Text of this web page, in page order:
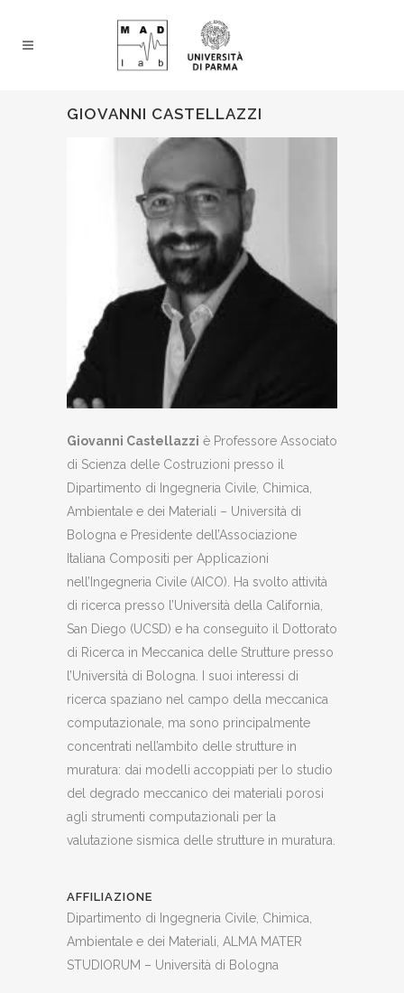
GIOVANNI CASTELLAZZI
Giovanni Castellazzi è Professore Associato
di Scienza delle Costruzioni presso il
Dipartimento di Ingegneria Civile, Chimica,
Ambientale e dei Materiali – Università di
Bologna e Presidente dell’Associazione
Italiana Compositi per Applicazioni
nell’Ingegneria Civile (AICO). Ha svolto attività
di ricerca presso l’Università della California,
San Diego (UCSD) e ha conseguito il Dottorato
di Ricerca in Meccanica delle Strutture presso
l’Università di Bologna. I suoi interessi di
ricerca spaziano nel campo della meccanica
computazionale, ma sono principalmente
concentrati nell’ambito delle strutture in
muratura: dai modelli accoppiati per lo studio
del degrado meccanico dei materiali porosi
agli strumenti computazionali per la
valutazione sismica delle strutture in muratura.
AFFILIAZIONE
Dipartimento di Ingegneria Civile, Chimica,
Ambientale e dei Materiali, ALMA MATER
STUDIORUM – Università di Bologna